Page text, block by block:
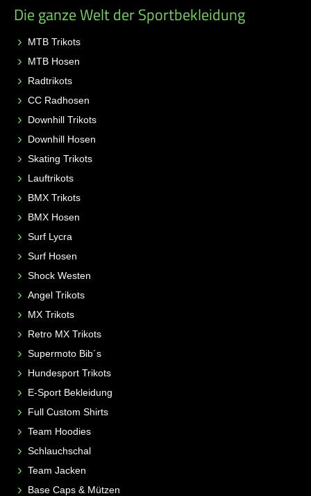
Die ganze Welt der Sportbekleidung
MTB Trikots
MTB Hosen
Radtrikots
CC Radhosen
Downhill Trikots
Downhill Hosen
Skating Trikots
Lauftrikots
BMX Trikots
BMX Hosen
Surf Lycra
Surf Hosen
Shock Westen
Angel Trikots
MX Trikots
Retro MX Trikots
Supermoto Bib´s
Hundesport Trikots
E-Sport Bekleidung
Full Custom Shirts
Team Hoodies
Schlauchschal
Team Jacken
Base Caps & Mützen